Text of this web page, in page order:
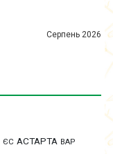
Серпень 2026
ЄС АСТАРТА ВАР